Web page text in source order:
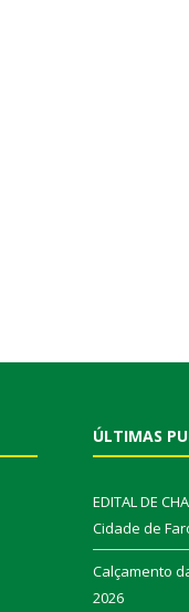
ÚLTIMAS
EDITAL DE
Cidade de
Calçamento
2026